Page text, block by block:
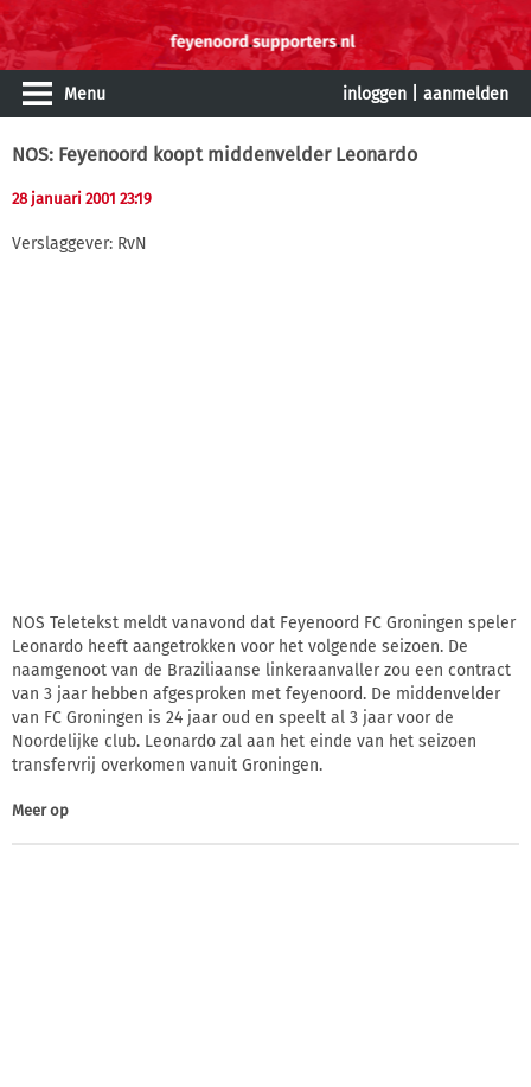
Menu inloggen aanmelden
NOS: Feyenoord koopt middenvelder Leonardo
28 januari 2001 23:19
Verslaggever: RvN
NOS Teletekst meldt vanavond dat Feyenoord FC Groningen speler
Leonardo heeft aangetrokken voor het volgende seizoen. De
naamgenoot van de Braziliaanse linkeraanvaller zou een contract
van 3 jaar hebben afgesproken met feyenoord. De middenvelder
van FC Groningen is 24 jaar oud en speelt al 3 jaar voor de
Noordelijke club. Leonardo zal aan het einde van het seizoen
transfervrij overkomen vanuit Groningen.
Meer op